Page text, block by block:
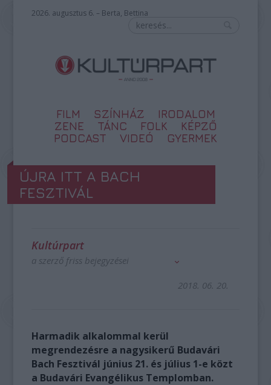
2026. augusztus 6. – Berta, Bettina
FILM SZÍNHÁZ
IRODALOM
ZENE
TÁNC FOLK
KÉPZŐ
PODCAST
VIDEÓ GYERMEK
ÚJRA ITT A BACH
FESZTIVÁL
Kultúrpart
a szerző friss bejegyzései
2018. 06. 20.
Harmadik alkalommal kerül
megrendezésre a nagysikerű Budavári
Bach Fesztivál június 21. és július 1-e közt
a Budavári Evangélikus Templomban.